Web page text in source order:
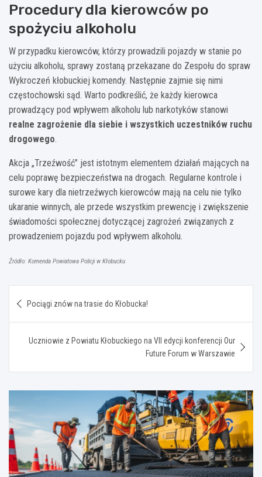
Procedury dla kierowców po
spożyciu alkoholu
W przypadku kierowców, którzy prowadzili pojazdy w stanie po
użyciu alkoholu, sprawy zostaną przekazane do Zespołu do spraw
Wykroczeń kłobuckiej komendy. Następnie zajmie się nimi
częstochowski sąd. Warto podkreślić, że każdy kierowca
prowadzący pod wpływem alkoholu lub narkotyków stanowi
realne zagrożenie dla siebie i wszystkich uczestników ruchu
drogowego.
Akcja „Trzeźwość” jest istotnym elementem działań mających na
celu poprawę bezpieczeństwa na drogach. Regularne kontrole i
surowe kary dla nietrzeźwych kierowców mają na celu nie tylko
ukaranie winnych, ale przede wszystkim prewencję i zwiększenie
świadomości społecznej dotyczącej zagrożeń związanych z
prowadzeniem pojazdu pod wpływem alkoholu.
Źródło: Komenda Powiatowa Policji w Kłobucku
wpisu
Pociągi znów na trasie do Kłobucka!
Uczniowie z Powiatu Kłobuckiego na VII edycji konferencji Our
Future Forum w Warszawie